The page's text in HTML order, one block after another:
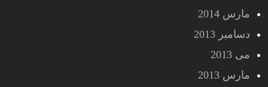
مارس 2014
دسامبر 2013
می 2013
مارس 2013